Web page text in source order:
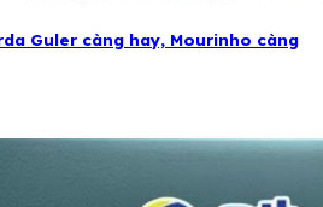
Guler càng hay, Mourinho càng